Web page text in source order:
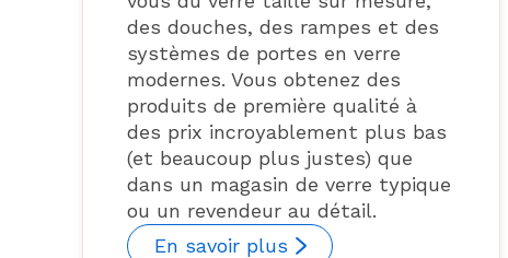
des douches, des rampes et des
systèmes de portes en verre
modernes. Vous obtenez des
produits de première qualité à
des prix incroyablement plus bas
(et beaucoup plus justes) que
dans un magasin de verre typique
ou un revendeur au détail.
En savoir plus